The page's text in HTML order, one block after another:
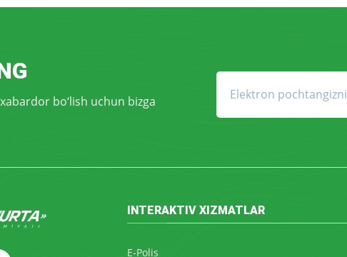
bo‘lish uchun bizga
INTERAKTIV XIZMATLAR
E-Polis